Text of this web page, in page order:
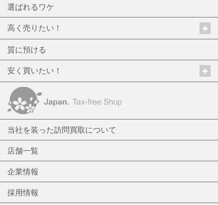
選ばれるワケ
高く売りたい！
質に預ける
安く買いたい！
当社を装った訪問買取について
店舗一覧
企業情報
採用情報